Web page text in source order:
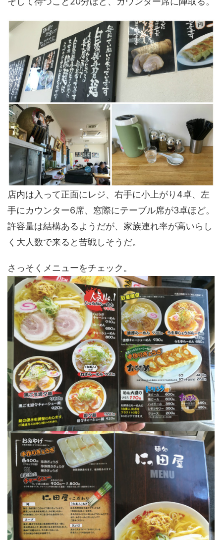
店内は入って正面にレジ、右手に小上がり4卓、左
手にカウンター6席、窓際にテーブル席が3卓ほど。
許容量は結構あるようだが、家族連れ率が高いらし
く大人数で来ると苦戦しそうだ。
さっそくメニューをチェック。